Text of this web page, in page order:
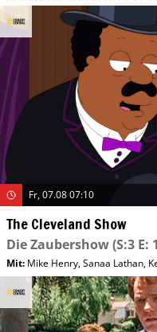
Fr, 07.08 07:10
The Cleveland Show
Die Zaubershow(S:3 E:
Mit: Mike Henry,Sanaa Lathan,